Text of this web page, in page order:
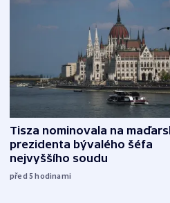
Tisza nominovala na
prezidenta bývalého šéfa
nejvyššího soudu
před 5hodinami